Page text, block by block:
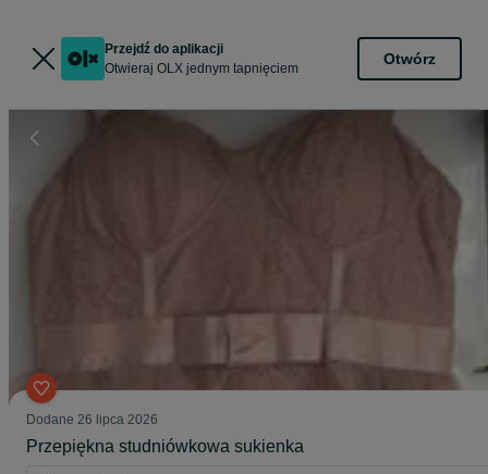
Przejdź do aplikacji
Otwieraj OLX jednym tapnięciem
Otwórz
Dodane 26 lipca 2026
Przepiękna studniówkowa sukienka